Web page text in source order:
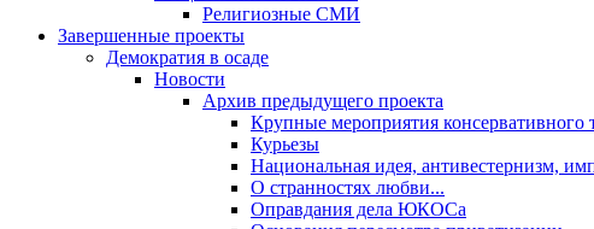
Религиозные СМИ
Завершенные проекты
Демократия в осаде
Новости
Архив предыдущего проекта
Крупные мероприятия консервативного
Курьезы
Национальная идея, антивестернизм,
О странностях любви...
Оправдания дела ЮКОСа